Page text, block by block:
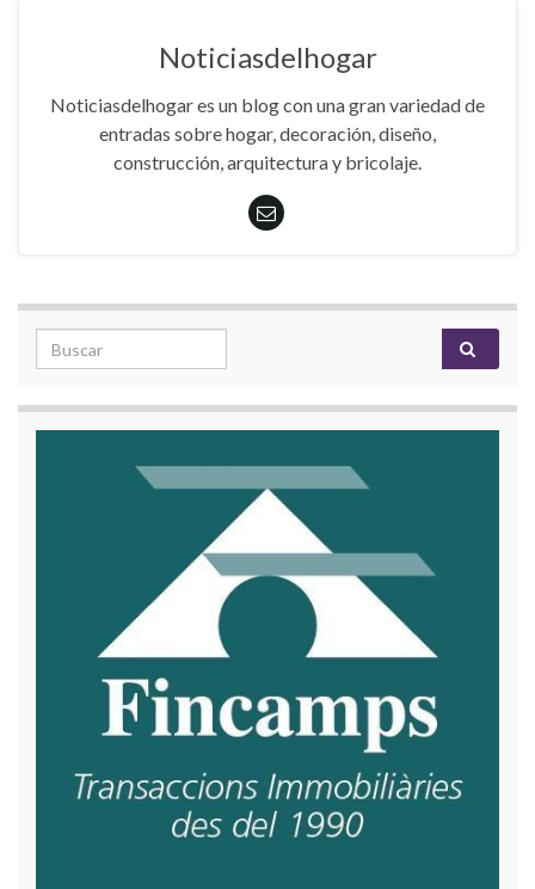
Noticiasdelhogar
Noticiasdelhogar es un blog con una gran variedad de
entradas sobre hogar, decoración, diseño,
construcción, arquitectura y bricolaje.
Search for: